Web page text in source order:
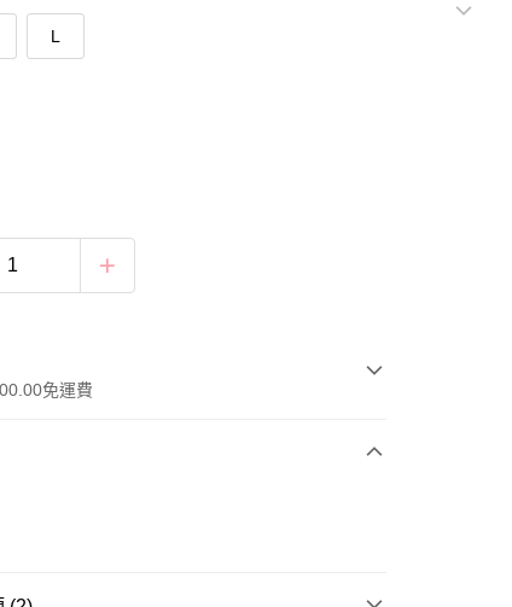
L
免運費